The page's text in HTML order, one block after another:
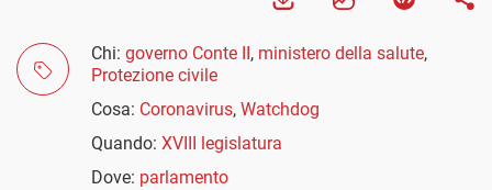
Chi: governo Conte II, ministero della salute,
Protezione civile
Cosa: Coronavirus, Watchdog
Quando: XVIII legislatura
Dove: parlamento